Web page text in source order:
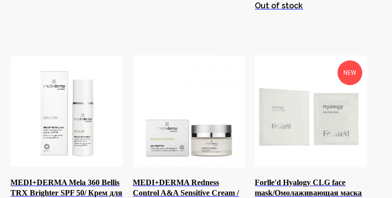
Out of stock
MEDI+DERMA Mela 360 Bellis
TRX Brighter SPF 50/ Крем для
MEDI+DERMA Redness
Control A&A Sensitive Cream /
NEW
Forlle'd Hyalogy CLG face
mask/Омолаживающая маска